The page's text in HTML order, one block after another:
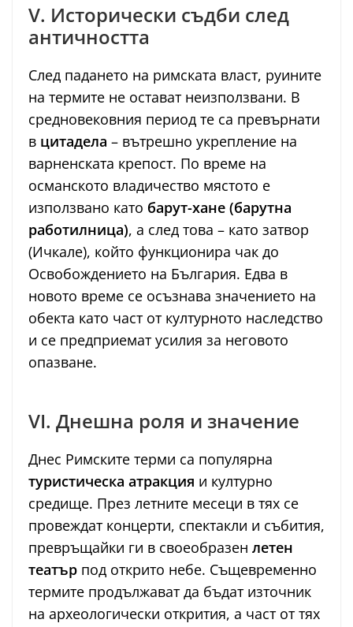
V. Исторически съдби след
античността
След падането на римската власт, руините
на термите не остават неизползвани. В
средновековния период те са превърнати
в цитадела – вътрешно укрепление на
варненската крепост. По време на
османското владичество мястото е
използвано като барут-хане (барутна
работилница), а след това – като затвор
(Ичкале), който функционира чак до
Освобождението на България. Едва в
новото време се осъзнава значението на
обекта като част от културното наследство
и се предприемат усилия за неговото
опазване.
VI. Днешна роля и значение
Днес Римските терми са популярна
туристическа атракция и културно
средище. През летните месеци в тях се
провеждат концерти, спектакли и събития,
превръщайки ги в своеобразен летен
театър под открито небе. Същевременно
термите продължават да бъдат източник
на археологически открития, а част от тях